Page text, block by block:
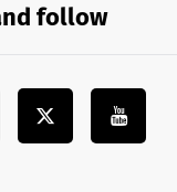
follow